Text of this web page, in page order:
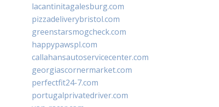
lacantinitagalesburg.com
pizzadeliverybristol.com
greenstarsmogcheck.com
happypawspl.com
callahansautoservicecenter.com
georgiascornermarket.com
perfectfit24-7.com
portugalprivatedriver.com